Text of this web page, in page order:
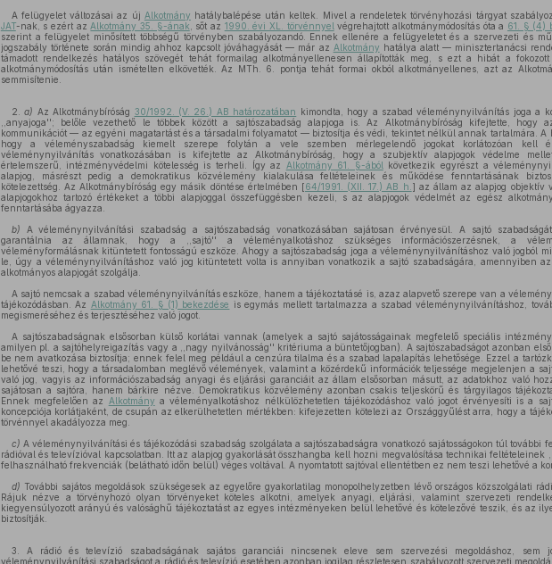
A felügyelet változásai az új Alkotmány hatálybalépése után keltek. Mivel a rendeletek törvényhozási tárgyat
JAT-nak, s ezért az Alkotmány 35. §-ának , sőt az 1990. évi XL. törvénnyel végrehajtott alkotmánymódosítás óta a 61. § (4)
szerint a felügyelet minősített többségű törvényben szabályozandó. Ennek ellenére a felügyeletet és a szervezeti és
jogszabály története során mindig ahhoz kapcsolt jóváhagyását — már az Alkotmány hatálya alatt — minisztertanácsi
támadott rendelkezés hatályos szövegét tehát formailag alkotmányellenesen állapították meg, s ezt a hibát a fokozott
alkotmánymódosítás után ismételten elkövették. Az MTh. 6. pontja tehát formai okból alkotmányellenes, azt az
semmisítenie.
2.a) Az Alkotmánybíróság 30/1992. (V. 26.) AB határozatában kimondta, hogy a szabad véleménynyilvánítás joga a
,,anyajoga''; belőle vezethető le többek között a sajtószabadság alapjoga is. Az Alkotmánybíróság kifejtette, hogy
kommunikációt — az egyéni magatartást és a társadalmi folyamatot — biztosítja és védi, tekintet nélkül annak tartalmára. A
hogy a véleményszabadság kiemelt szerepe folytán a vele szemben mérlegelendő jogokat korlátozóan kell
véleménynyilvánítás vonatkozásában is kifejtette az Alkotmánybíróság, hogy a szubjektív alapjogok védelme
értelemszerű, intézményvédelmi kötelesség is terheli. Így az
Alkotmány 61. §-ából következik egyrészt a
alapjog, másrészt pedig a demokratikus közvélemény kialakulása feltételeinek és működése fenntartásának
kötelezettség. Az Alkotmánybíróság egy másik döntése értelmében [64/1991. (XII. 17.) AB h. ] az állam az alapjog objektív
alapjogokhoz tartozó értékeket a többi alapjoggal összefüggésben kezeli, s az alapjogok védelmét az egész
fenntartásába ágyazza.
b) A véleménynyilvánítási szabadság a sajtószabadság vonatkozásában sajátosan érvényesül. A sajtó
garantálnia az államnak, hogy a ,,sajtó'' a véleményalkotáshoz szükséges információszerzésnek, a
véleményformálásnak kitüntetett fontosságú eszköze. Ahogy a sajtószabadság joga a véleménynyilvánításhoz való jogból
le, úgy a véleménynyilvánításhoz való jog kitüntetett volta is annyiban vonatkozik a sajtó szabadságára, amennyiben
alkotmányos alapjogát szolgálja.
A sajtó nemcsak a szabad véleménynyilvánítás eszköze, hanem a tájékoztatásé is, azaz alapvető szerepe van a
tájékozódásban. Az Alkotmány 61. § (1) bekezdése is egymás mellett tartalmazza a szabad véleménynyilvánításhoz,
megismeréséhez és terjesztéséhez való jogot.
A sajtószabadságnak elsősorban külső korlátai vannak (amelyek a sajtó sajátosságainak megfelelő speciális
amilyen pl. a sajtóhelyreigazítás vagy a ,,nagy nyilvánosság'' kritériuma a büntetőjogban). A sajtószabadságot azonban
be nem avatkozása biztosítja; ennek felel meg például a cenzúra tilalma és a szabad lapalapítás lehetősége. Ezzel a
lehetővé teszi, hogy a társadalomban meglévő vélemények, valamint a közérdekű információk teljessége megjelenjen a
való jog, vagyis az információszabadság anyagi és eljárási garanciáit az állam elsősorban másutt, az adatokhoz való
sajátosan a sajtóra, hanem bárkire nézve. Demokratikus közvélemény azonban csakis teljeskörű és tárgyilagos
Ennek megfelelően az
Alkotmány a véleményalkotáshoz nélkülözhetetlen tájékozódáshoz való jogot érvényesíti is a
koncepciója korlátjaként, de csupán az elkerülhetetlen mértékben: kifejezetten kötelezi az Országgyűlést arra, hogy a
törvénnyel akadályozza meg.
c) A véleménynyilvánítási és tájékozódási szabadság szolgálata a sajtószabadságra vonatkozó sajátosságokon túl további
rádióval és televízióval kapcsolatban. Itt az alapjog gyakorlását összhangba kell hozni megvalósítása technikai feltételeinek
felhasználható frekvenciák (belátható időn belül) véges voltával. A nyomtatott sajtóval ellentétben ez nem teszi lehetővé a
d) További sajátos megoldások szükségesek az egyelőre gyakorlatilag monopolhelyzetben lévő országos közszolgálati
Rájuk nézve a törvényhozó olyan törvényeket köteles alkotni, amelyek anyagi, eljárási, valamint szervezeti
kiegyensúlyozott arányú és valósághű tájékoztatást az egyes intézményeken belül lehetővé és kötelezővé teszik, és az
biztosítják.
3. A rádió és televízió szabadságának sajátos garanciái nincsenek eleve sem szervezési megoldáshoz, sem
véleménynyilvánítási szabadságot a rádió és televízió esetében azonban jogilag részletesen szabályozott szervezeti